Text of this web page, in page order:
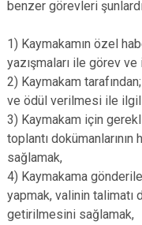
benzer görevleri
1) Kaymakamın özel
yazışmaları ile görev
2) Kaymakam
ve ödül verilmesi ile
3) Kaymakam için
toplantı dokümanlarının
sağlamak,
4) Kaymakama
yapmak, valinin talimatı
getirilmesini sağlamak,